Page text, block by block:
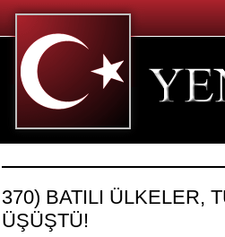
370) BATILI ÜLKELER,
ÜŞÜŞTÜ!